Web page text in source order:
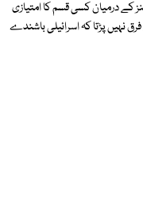
کے درمیان کسی قسم کا امتیازی
نہیں پڑتا کہ اسرائیلی باشندے